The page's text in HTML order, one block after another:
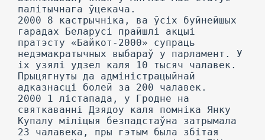
палітычнага ўцекача.
2000 8 кастрычніка, ва ўсіх буйнейшых
гарадах Беларусі прайшлі акцыі
пратэсту «Байкот-2000» супраць
недэмакратычных выбараў у парламент. У
іх узялі удзел каля 10 тысяч чалавек.
Прыцягнуты да адміністрацыйнай
адказнасці болей за 200 чалавек.
2000 1 лістапада, у Гродне на
святкаванні Дзядоу каля помніка Янку
Купалу міліцыя безпадстаўна затрымала
23 чалавека, пры гэтым была збітая